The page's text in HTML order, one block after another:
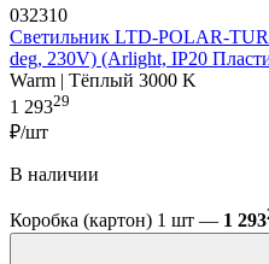
032310
Светильник LTD-POLAR-
deg, 230V) (Arlight, IP20
Warm | Тёплый 3000 K
1 29329
₽/шт
В наличии
Коробка (картон) 1 шт — 1 293